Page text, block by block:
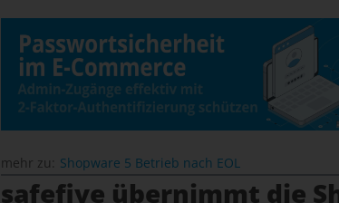
mehr zu: Shopware 5 Betrieb nach EOL
safefive übernimmt die